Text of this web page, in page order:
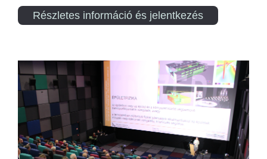
Részletes információ és jelentkezés